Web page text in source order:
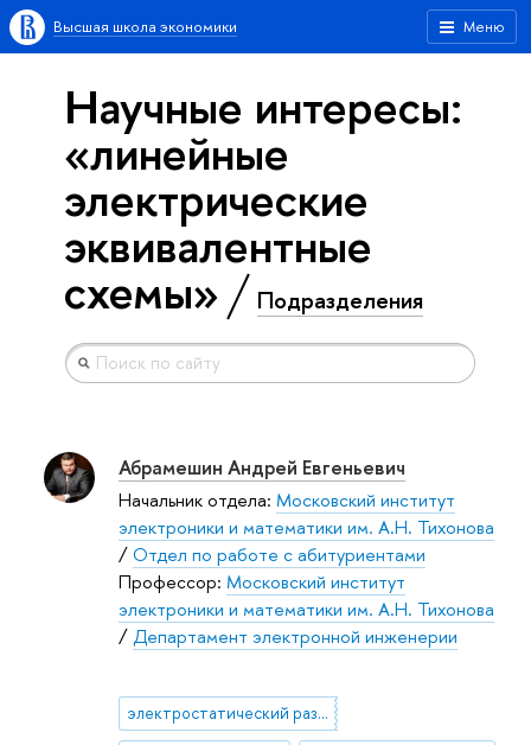
Меню
Высшая школа экономики
Научные интересы:
«линейные
электрические
эквивалентные
схемы» Подразделения
Абрамешин Андрей Евгеньевич
Начальник отдела: Московский институт
электроники и математики им. А.Н. Тихонова
/Отдел по работе с абитуриентами
Профессор: Московский институт
электроники и математики им. А.Н. Тихонова
/Департамент электронной инженерии
электростатический разряд